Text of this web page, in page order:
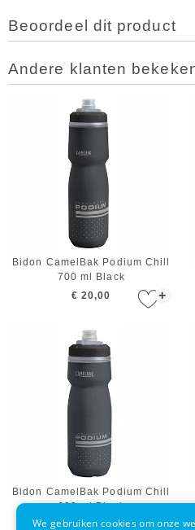
Beoordeel dit product
Andere klanten
+
Bidon CamelBak Podium Chill
700 ml Black
€ 20,00
+
Bidon CamelBak Podium Chill
600 ml Black
€ 18,00
We gebruiken cookies om onze